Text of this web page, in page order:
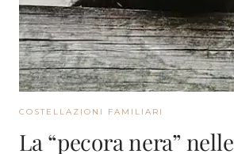
COSTELLAZIONI FAMILIARI
La “pecora nera” nelle